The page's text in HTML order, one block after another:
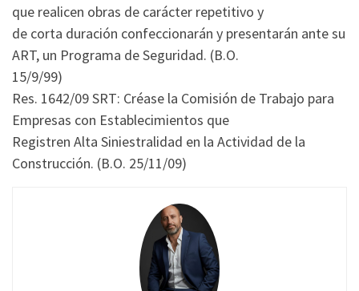
que realicen obras de carácter repetitivo y
de corta duración confeccionarán y presentarán ante su
ART, un Programa de Seguridad. (B.O.
15/9/99)
Res. 1642/09 SRT: Créase la Comisión de Trabajo para
Empresas con Establecimientos que
Registren Alta Siniestralidad en la Actividad de la
Construcción. (B.O. 25/11/09)